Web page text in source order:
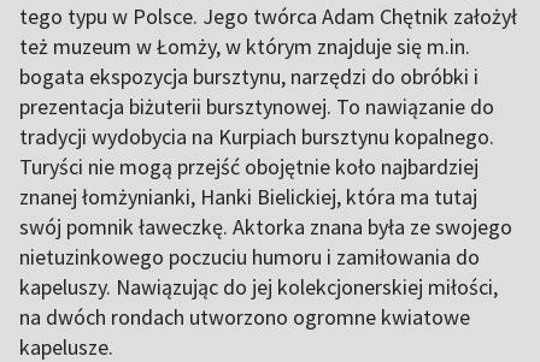
tego typu w Polsce. Jego twórca Adam Chętnik założył
też muzeum w Łomży, w którym znajduje się m.in.
bogata ekspozycja bursztynu, narzędzi do obróbki i
prezentacja biżuterii bursztynowej. To nawiązanie do
tradycji wydobycia na Kurpiach bursztynu kopalnego.
Turyści nie mogą przejść obojętnie koło najbardziej
znanej łomżynianki, Hanki Bielickiej, która ma tutaj
swój pomnik ławeczkę. Aktorka znana była ze swojego
nietuzinkowego poczuciu humoru i zamiłowania do
kapeluszy. Nawiązując do jej kolekcjonerskiej miłości,
na dwóch rondach utworzono ogromne kwiatowe
kapelusze.